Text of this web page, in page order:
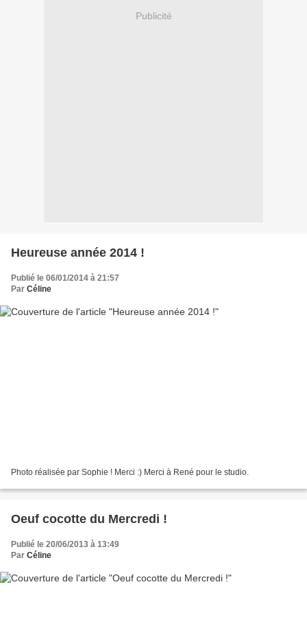
Publicité
Heureuse année 2014 !
Publié le 06/01/2014 à 21:57
Par Céline
Photo réalisée par Sophie ! Merci :) Merci à René pour le studio.
Oeuf cocotte du Mercredi !
Publié le 20/06/2013 à 13:49
Par Céline